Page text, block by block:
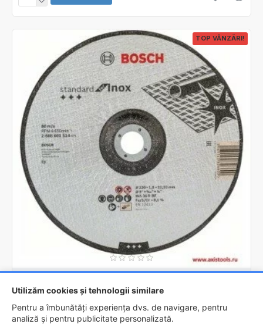
Utilizăm cookies și tehnologii similare
Pentru a îmbunătăți experiența dvs. de navigare, pentru
analiză și pentru publicitate personalizată.
TOP VÂNZĂRI!
7,9lei